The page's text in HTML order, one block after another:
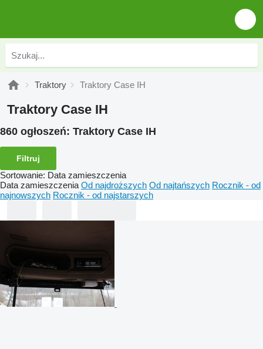
Traktory Traktory Case IH
Traktory Case IH
860 ogłoszeń: Traktory Case IH
Filtruj
Sortowanie: Data zamieszczenia
Data zamieszczenia Od najdroższych Od najtańszych Rocznik - od
najnowszych Rocznik - od najstarszych